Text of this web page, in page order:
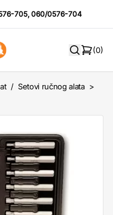
705,060/0576-704
(0)
/ Setovi ručnog alata >